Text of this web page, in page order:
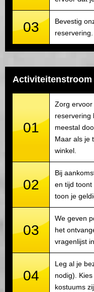
03
Bevestig
reservering.
Activiteitenstroom
01
Zorg
reservering
meestal
Maar als je
winkel.
02
Bij
en tijd toont
toon je
03
We geven
het
vragenlijst
04
Leg al je
nodig).
kostuums